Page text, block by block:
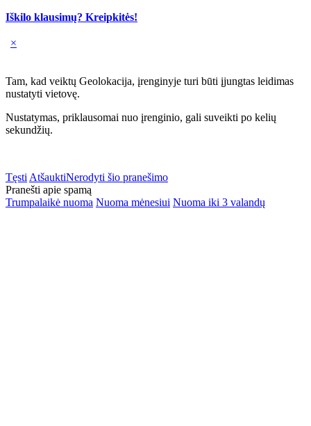
Iškilo klausimų? Kreipkitės!
×
Tam, kad veiktų Geolokacija, įrenginyje turi būti įjungtas leidimas
nustatyti vietovę.
Nustatymas, priklausomai nuo įrenginio, gali suveikti po kelių
sekundžių.
Tęsti AtšauktiNerodyti šio pranešimo
Pranešti apie spamą
Trumpalaikė nuoma Nuoma mėnesiui Nuoma iki 3 valandų